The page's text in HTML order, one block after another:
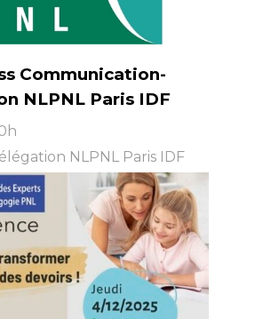
Communication-
NLPNL Paris IDF
NLPNL Paris IDF